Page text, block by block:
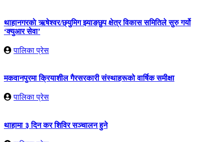
थाहानगरकाे ऋषेश्वर/छ्युमिग झ्याङछुप क्षेत्र विकास समितिले सुरु गर्यो
‘क्युआर सेवा’
पालिका प्रेस
मकवानपुरमा क्रियाशील गैरसरकारी संस्थाहरूको वार्षिक समीक्षा
पालिका प्रेस
थाहामा ३ दिन कर शिविर सञ्चालन हुने